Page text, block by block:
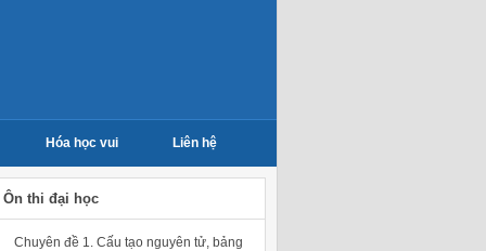
Hóa học vui Liên hệ
Ôn thi đại học
Chuyên đề 1. Cấu tạo nguyên tử, bảng